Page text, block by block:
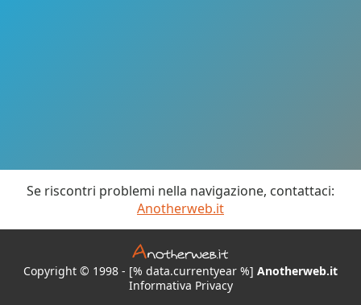
Se riscontri problemi nella navigazione, contattaci:
Anotherweb.it
Copyright © 1998 - [% data.currentyear %] Anotherweb.it
Informativa Privacy